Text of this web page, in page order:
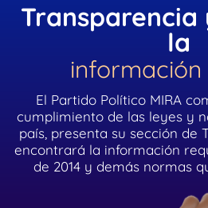
Transparencia
la
información
El Partido Político MIRA
cumplimiento de las leyes y
país, presenta su sección de
encontrará la información
de 2014 y demás normas